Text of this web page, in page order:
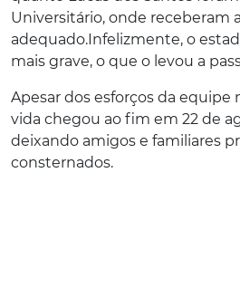
Universitário, onde
adequado.Infelizmente, o
mais grave, o que o levou a
Apesar dos esforços da equipe
vida chegou ao fim em 22 de
deixando amigos e familiares
consternados.